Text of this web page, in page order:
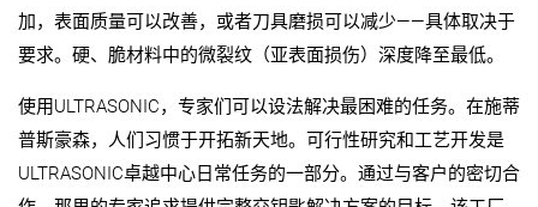
加，表面质量可以改善，或者刀具磨损可以减少——具体取决于
要求。硬、脆材料中的微裂纹（亚表面损伤）深度降至最低。
使用ULTRASONIC，专家们可以设法解决最困难的任务。在施蒂
普斯豪森，人们习惯于开拓新天地。可行性研究和工艺开发是
ULTRASONIC卓越中心日常任务的一部分。通过与客户的密切合